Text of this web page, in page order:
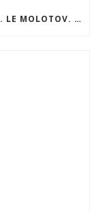
ZEKE + THE BENCHES. 06 AVRIL 2026. LE MOLOTOV. MARSEILLE